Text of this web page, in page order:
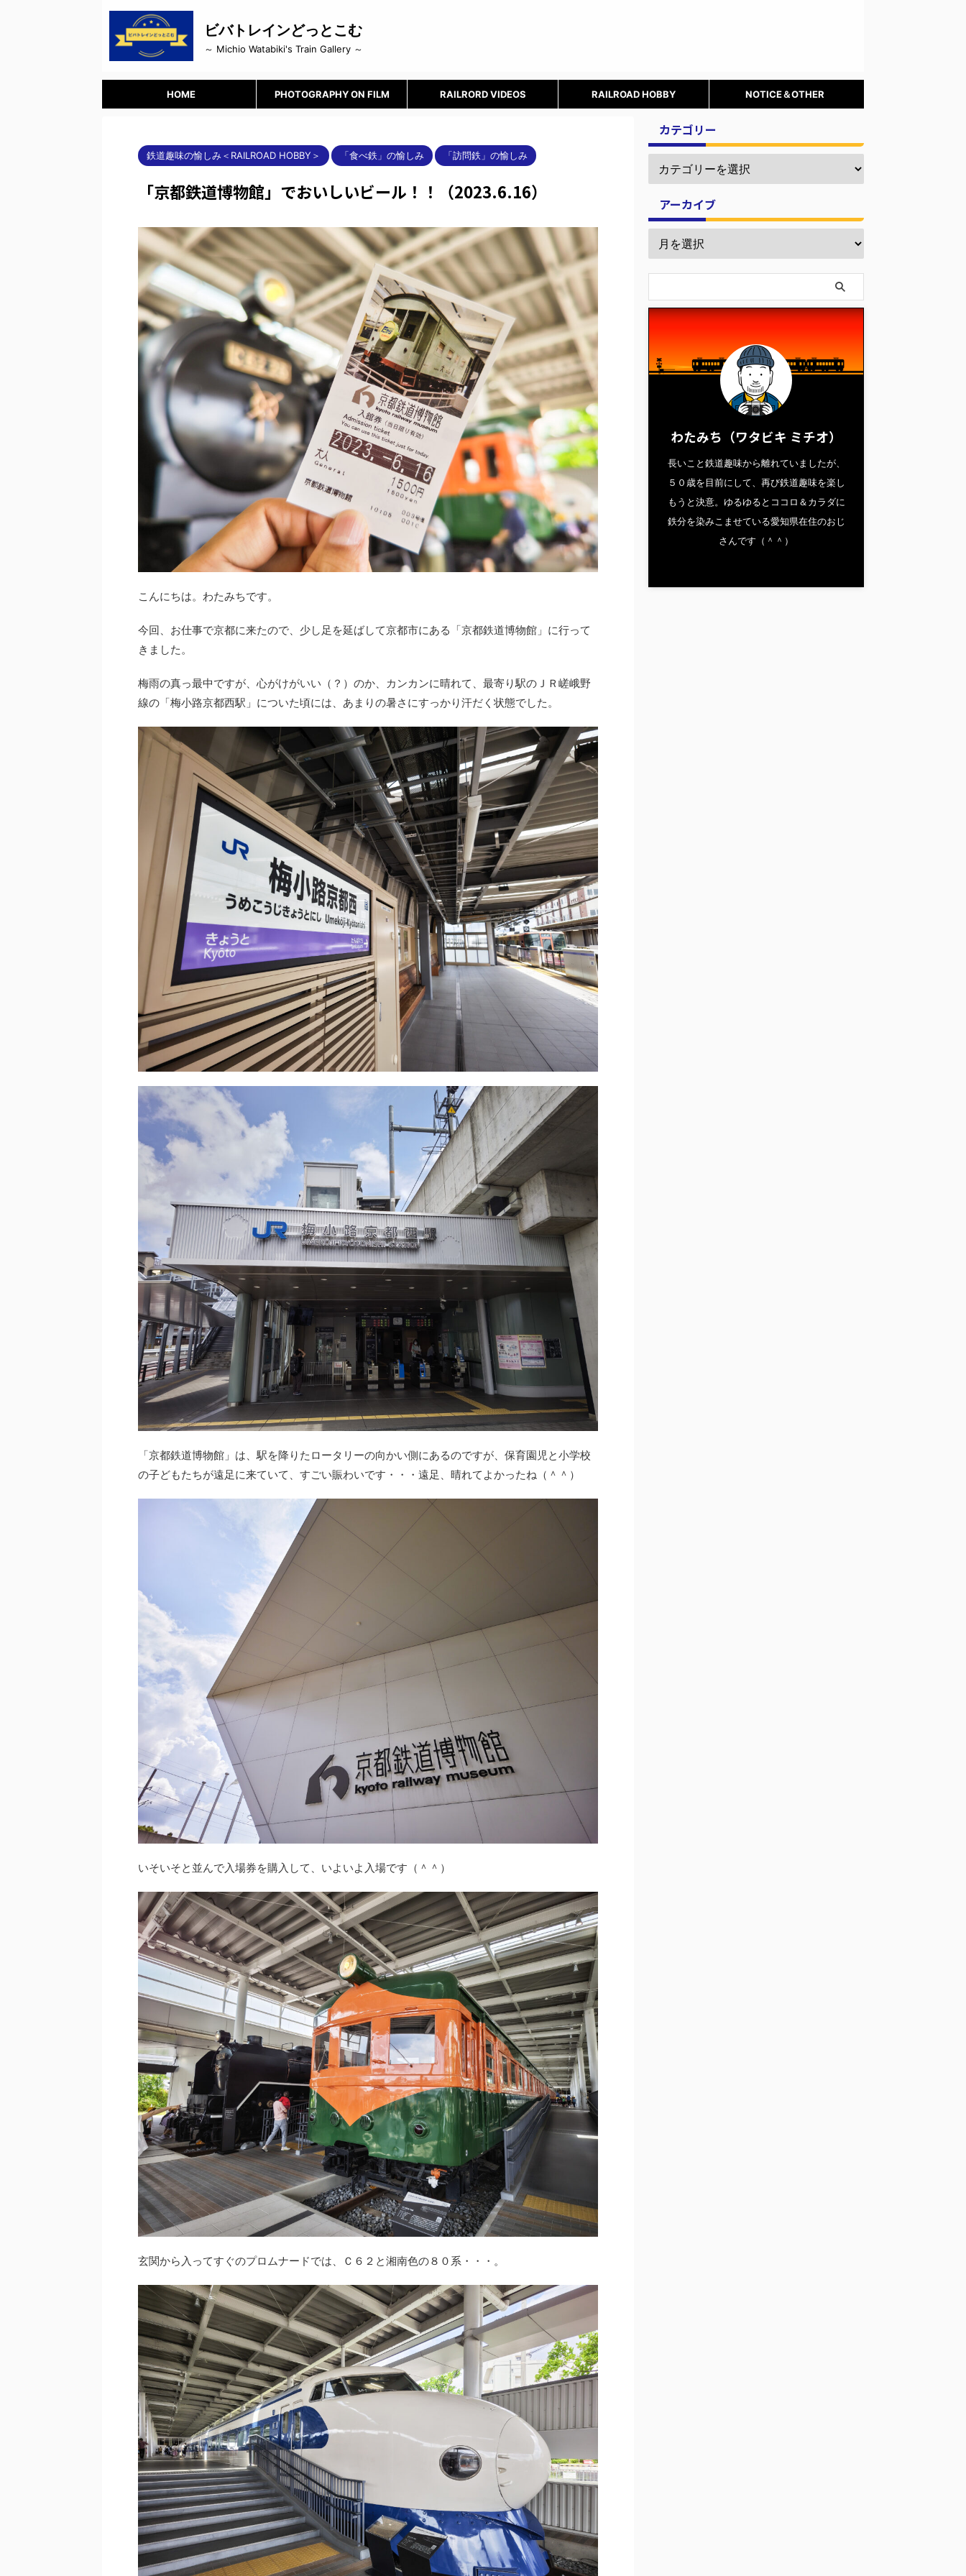
ビバトレインどっとこむ
～ Michio Watabiki's Train Gallery ～
HOME PHOTOGRAPHY ON FILM RAILRORD VIDEOS RAILROAD HOBBY NOTICE＆OTHER
鉄道趣味の愉しみ＜RAILROAD HOBBY＞ 「食べ鉄」の愉しみ 「訪問鉄」の愉しみ
「京都鉄道博物館」でおいしいビール！！（2023.6.16）
こんにちは。わたみちです。
今回、お仕事で京都に来たので、少し足を延ばして京都市にある「京都鉄道博物館」に行って
きました。
梅雨の真っ最中ですが、心がけがいい（？）のか、カンカンに晴れて、最寄り駅のＪＲ嵯峨野
線の「梅小路京都西駅」についた頃には、あまりの暑さにすっかり汗だく状態でした。
「京都鉄道博物館」は、駅を降りたロータリーの向かい側にあるのですが、保育園児と小学校
の子どもたちが遠足に来ていて、すごい賑わいです・・・遠足、晴れてよかったね（＾＾）
いそいそと並んで入場券を購入して、いよいよ入場です（＾＾）
玄関から入ってすぐのプロムナードでは、Ｃ６２と湘南色の８０系・・・。
カテゴリー
アーカイブ
わたみち（ワタビキ ミチオ）
長いこと鉄道趣味から離れていましたが、
５０歳を目前にして、再び鉄道趣味を楽し
もうと決意。ゆるゆるとココロ＆カラダに
鉄分を染みこませている愛知県在住のおじ
さんです（＾＾）